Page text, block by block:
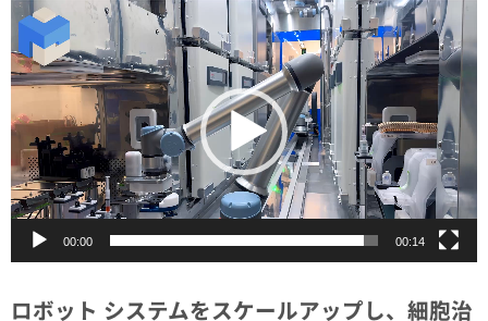
動
プ
レ
ー
ー
00:00 00:14
ロボット システムをスケールアップし、細胞治